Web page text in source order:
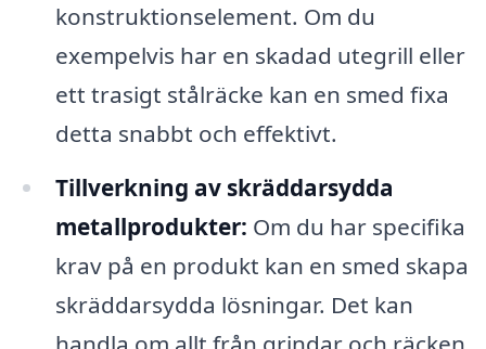
konstruktionselement. Om du
exempelvis har en skadad utegrill eller
ett trasigt stålräcke kan en smed fixa
detta snabbt och effektivt.
Tillverkning av skräddarsydda
metallprodukter: Om du har specifika
krav på en produkt kan en smed skapa
skräddarsydda lösningar. Det kan